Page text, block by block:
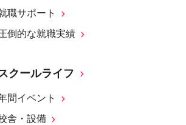
職サポート
倒的な就職実績
クールライフ
間イベント
舎・設備